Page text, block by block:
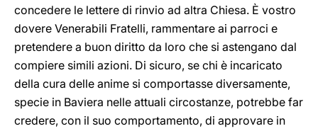
concedere le lettere di rinvio ad altra Chiesa. È vostro
dovere Venerabili Fratelli, rammentare ai parroci e
pretendere a buon diritto da loro che si astengano dal
compiere simili azioni. Di sicuro, se chi è incaricato
della cura delle anime si comportasse diversamente,
specie in Baviera nelle attuali circostanze, potrebbe far
credere, con il suo comportamento, di approvare in